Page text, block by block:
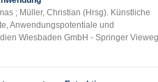
; Müller, Christian (Hrsg). Künstliche
Anwendungspotentiale und
Wiesbaden GmbH - Springer